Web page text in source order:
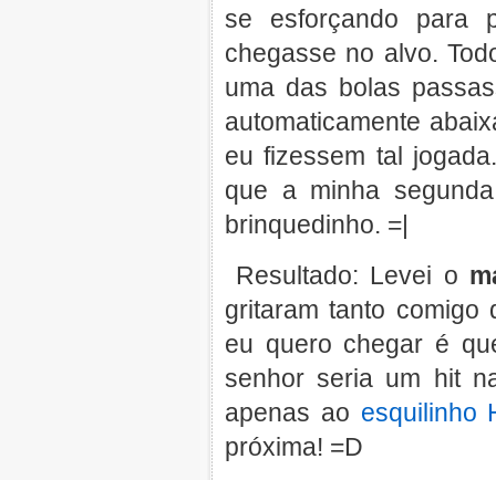
se esforçando para
chegasse no alvo.
uma das bolas
automaticamente
eu fizessem tal
que a minha
brinquedinho. =|
Resultado: Levei o
gritaram tanto comigo
eu quero chegar é
senhor seria um hit
apenas ao esquilinho
próxima! =D